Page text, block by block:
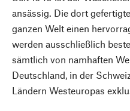
ansässig. Die dort
ganzen Welt einen
werden ausschließlich
sämtlich von namhaften
Deutschland, in der
Ländern Westeuropas